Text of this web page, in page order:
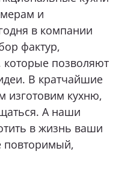
и
в компании
фактур,
позволяют
В кратчайшие
изготовим кухню,
А наши
в жизнь ваши
повторимый,
я даю свое согласие
в соответствии с
года № 152-ФЗ
персональных данных *